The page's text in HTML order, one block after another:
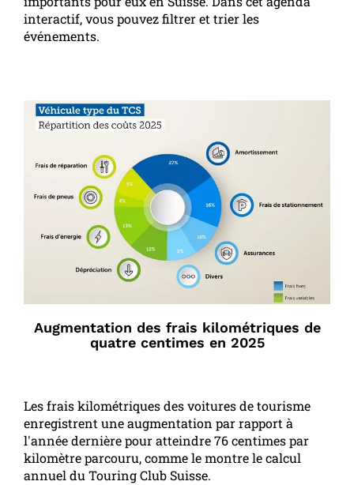
interactif, vous pouvez filtrer et trier les
événements.
Augmentation des frais kilométriques de
quatre centimes en 2025
Les frais kilométriques des voitures de tourisme
enregistrent une augmentation par rapport à
l'année dernière pour atteindre 76 centimes par
kilomètre parcouru, comme le montre le calcul
annuel du Touring Club Suisse.